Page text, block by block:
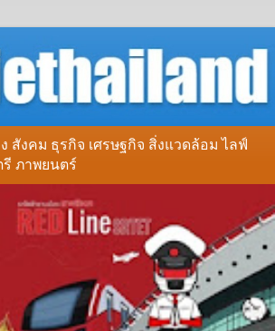
สังคม ธุรกิจ เศรษฐกิจ สิ่งแวดล้อม ไลฟ์
รี ภาพยนตร์